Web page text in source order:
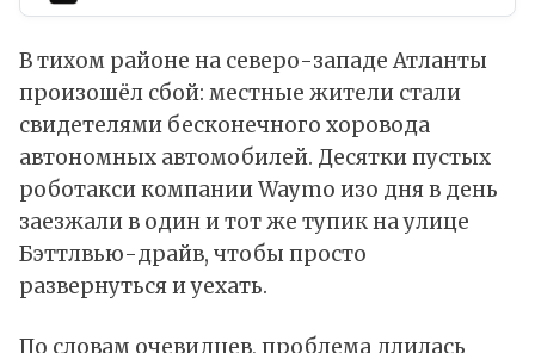
В тихом районе на северо-западе Атланты
произошёл сбой: местные жители стали
свидетелями бесконечного хоровода
автономных автомобилей. Десятки пустых
роботакси компании Waymo изо дня в день
заезжали в один и тот же тупик на улице
Бэттлвью-драйв, чтобы просто
развернуться и уехать.
По словам очевидцев, проблема длилась